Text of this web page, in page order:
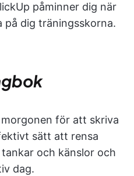
påminner dig när
på dig träningsskorna.
för att skriva
sätt att rensa
och känslor och
dag.